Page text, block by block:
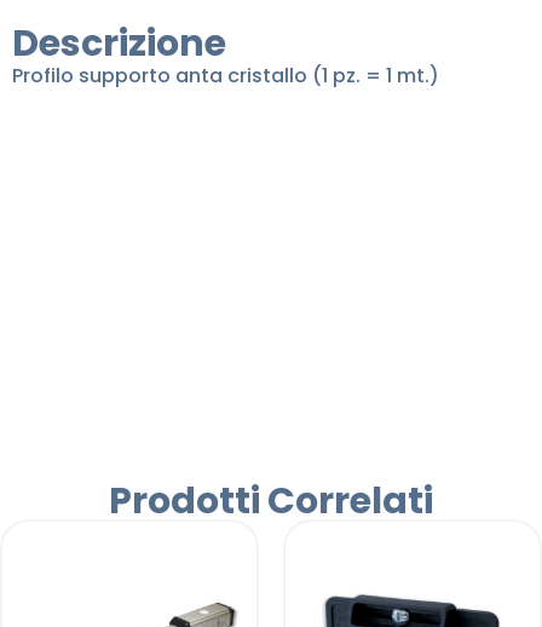
Descrizione
Profilo supporto anta cristallo (1 pz. = 1 mt.)
Prodotti Correlati